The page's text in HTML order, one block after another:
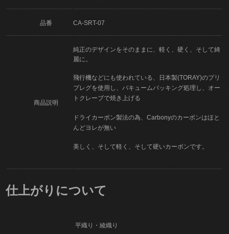
品番 CA-SRT-07
商品説明
純正のデザインをそのままに、軽く、硬く、そして綺
麗に。
飛行機などにも使われている、日本製(TORAY)のプリ
プレグを使用し、バキュームパッキング処理し、オー
トクレーブで焼き上げる
ドライカーボン製法の為、Carbonyのカーボンはほと
んどヨレが無い
美しく、そして軽く、そして硬いカーボンです。
仕上がりについて
平織り・綾織り